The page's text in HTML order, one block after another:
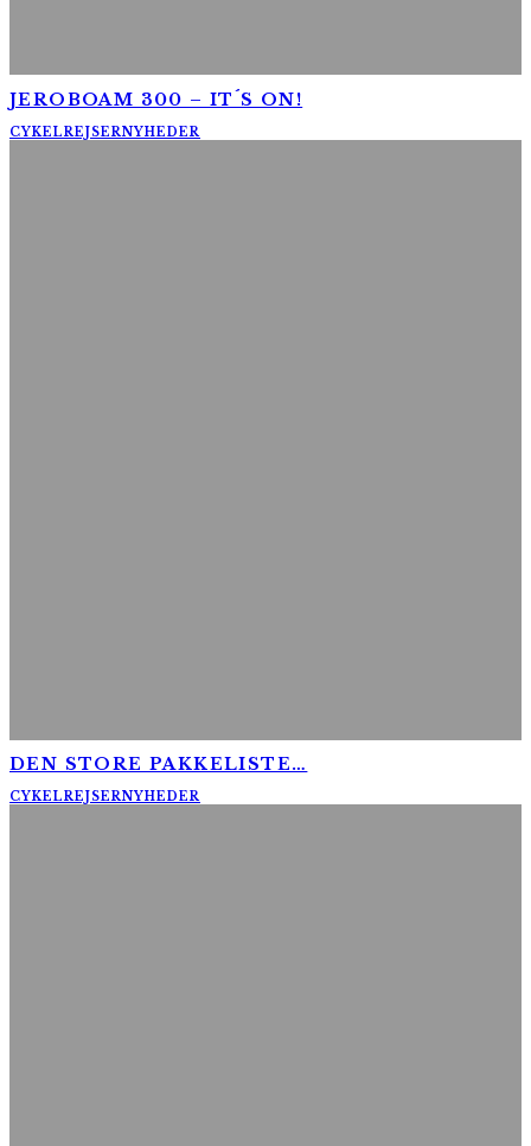
JEROBOAM 300 – IT´S ON!
CYKELREJSERNYHEDER
DEN STORE PAKKELISTE…
CYKELREJSERNYHEDER